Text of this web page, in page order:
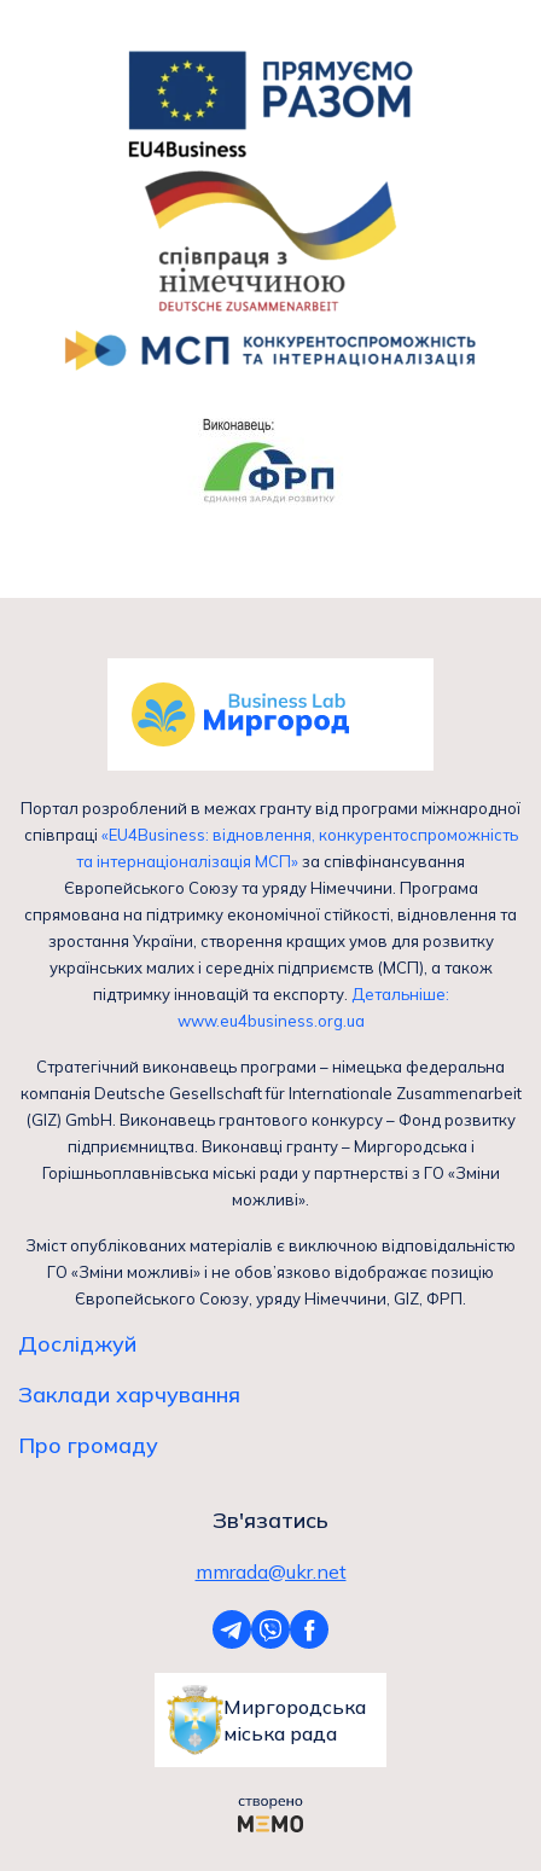
Портал розроблений в межах гранту від програми міжнародної
співпраці «EU4Business: відновлення, конкурентоспроможність
та інтернаціоналізація МСП»за співфінансування
Європейського Союзу та уряду Німеччини. Програма
спрямована на підтримку економічної стійкості, відновлення та
зростання України, створення кращих умов для розвитку
українських малих і середніх підприємств (МСП), а також
підтримку інновацій та експорту. Детальніше:
www.eu4business.org.ua
Стратегічний виконавець програми – німецька федеральна
компанія Deutsche Gesellschaft für Internationale Zusammenarbeit
(GIZ) GmbH. Виконавець грантового конкурсу – Фонд розвитку
підприємництва. Виконавці гранту – Миргородська і
Горішньоплавнівська міські ради у партнерстві з ГО «Зміни
можливі».
Зміст опублікованих матеріалів є виключною відповідальністю
ГО «Зміни можливі» і не обов’язково відображає позицію
Європейського Союзу, уряду Німеччини, GIZ, ФРП.
Досліджуй
Заклади харчування
Про громаду
Зв'язатись
mmrada@ukr.net
Миргородська
міська рада